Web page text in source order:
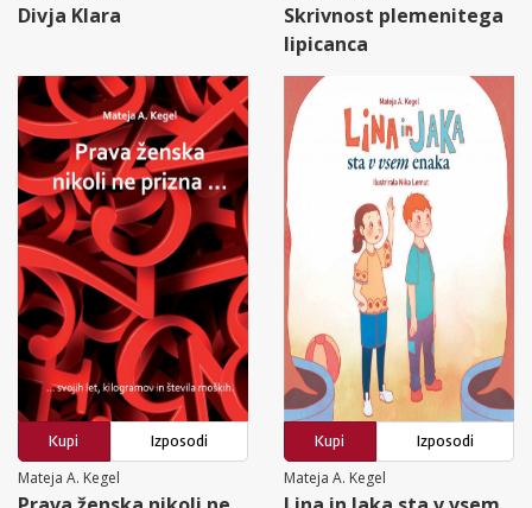
Divja Klara
Skrivnost plemenitega
lipicanca
Kupi
Izposodi
Mateja A. Kegel
Kupi
Izposodi
Mateja A. Kegel